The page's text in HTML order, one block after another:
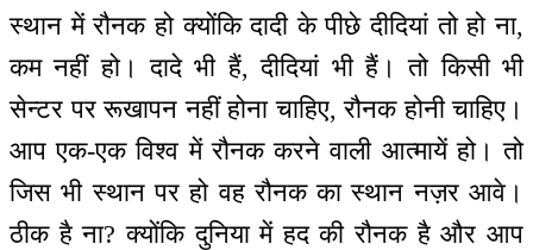
स्थान में रौनक हो क्योंकि दादी के पीछे दीदियां तो हो ना,
कम नहीं हो। दादे भी हैं, दीदियां भी हैं। तो किसी भी
सेन्टर पर रूखापन नहीं होना चाहिए, रौनक होनी चाहिए।
आप एक-एक विश्व में रौनक करने वाली आत्मायें हो। तो
जिस भी स्थान पर हो वह रौनक का स्थान नज़र आवे।
ठीक है ना? क्योंकि दुनिया में हद की रौनक है और आप